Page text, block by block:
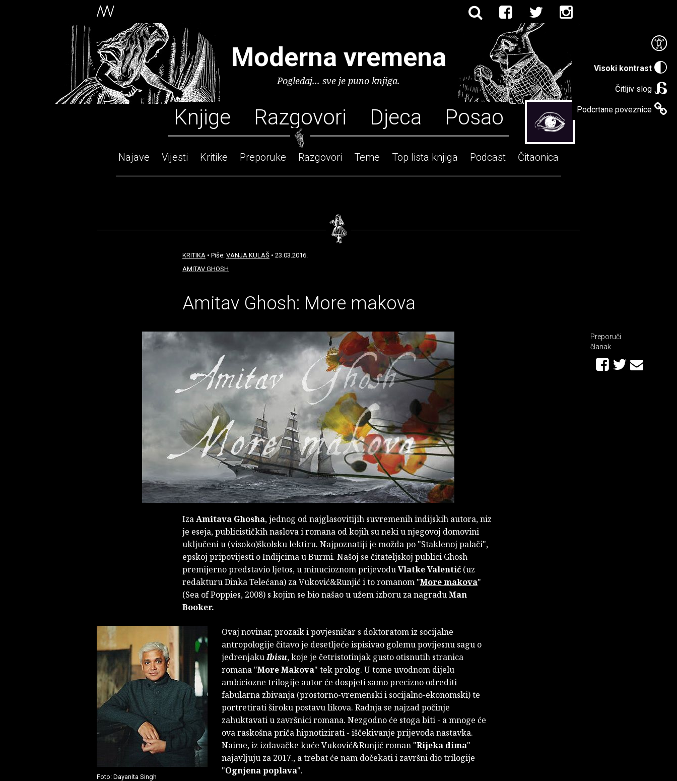
Visoki kontrast
Čitljiv slog
Podcrtane poveznice
Moderna vremena
Pogledaj... sve je puno knjiga.
Knjige Razgovori Djeca Posao
Najave Vijesti Kritike Preporuke Razgovori Teme Top lista knjiga Podcast Čitaonica
KRITIKA • Piše: VANJA KULAŠ • 23.03.2016.
AMITAV GHOSH
Amitav Ghosh: More makova
IzaAmitava Ghosha, jednog od najglasovitijih suvremenih indijskih autora, niz
je eseja, publicističkih naslova i romana od kojih su neki u njegovoj domovini
uključeni u (visoko)školsku lektiru. Najpoznatiji je možda po "Staklenoj palači",
epskoj pripovijesti o Indijcima u Burmi. Našoj se čitateljskoj publici Ghosh
premijerno predstavio ljetos, u minucioznom prijevoduVlatke Valentić (uz
redakturu Dinka Telećana) za Vuković&Runjić i to romanom "More makova"
(Sea of Poppies, 2008) s kojim se bio našao u užem izboru za nagraduMan
Booker.
Foto: Dayanita Singh
Ovaj novinar, prozaik i povjesničar s doktoratom iz socijalne
antropologije čitavo je desetljeće ispisivao golemu povijesnu sagu o
jedrenjakuIbisu, koje je četristotinjak gusto otisnutih stranica
romana "More Makova" tek prolog. U tome uvodnom dijelu
ambiciozne trilogije autor će dospjeti samo precizno odrediti
fabularna zbivanja (prostorno-vremenski i socijalno-ekonomski) te
portretirati široku postavu likova. Radnja se najzad počinje
zahuktavati u završnici romana. Nezgodno će stoga biti - a mnoge će
ova raskošna priča hipnotizirati - iščekivanje prijevoda nastavka.
Naime, iz izdavačke kuće Vuković&Runjić roman "Rijeka dima"
najavljuju za 2017., a trebat će nam dočekati i završni dio trilogije
"Ognjena poplava".
Preporuči
članak